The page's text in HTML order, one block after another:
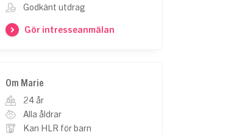
Godkänt utdrag
Gör intresseanmälan
Om Marie
24 år
Alla åldrar
Kan HLR för barn